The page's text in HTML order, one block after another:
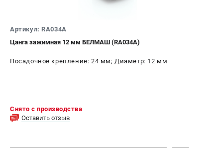
Артикул: RA034A
Цанга зажимная 12 мм БЕЛМАШ (RA034A)
Посадочное крепление: 24 мм; Диаметр: 12 мм
Снято с производства
Оставить отзыв